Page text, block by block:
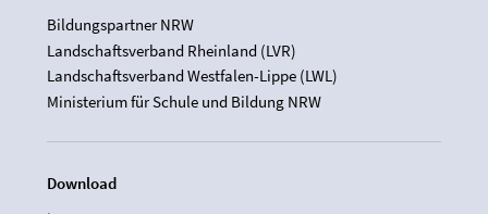
Bildungspartner NRW
Landschaftsverband Rheinland (LVR)
Landschaftsverband Westfalen-Lippe (LWL)
Ministerium für Schule und Bildung NRW
Download